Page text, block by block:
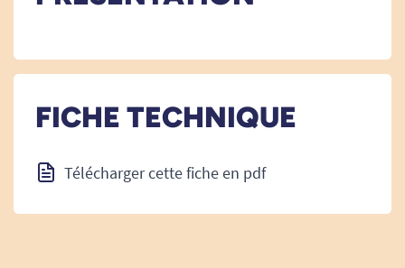
FICHE TECHNIQUE
Télécharger cette fiche en pdf